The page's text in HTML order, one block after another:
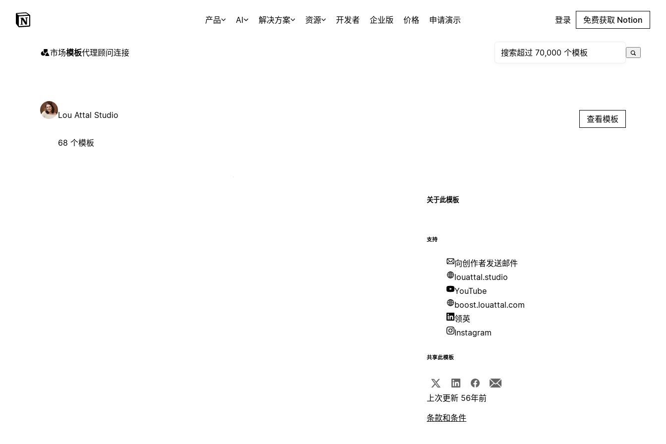
产品 AI 解决方案 资源 开发者 企业版 价格 申请演示 登录 免费获取 Notion
市场模板代理顾问连接
Lou Attal Studio
68 个模板
查看模板
关于此模板
支持
向创作者发送邮件
louattal.studio
YouTube
boost.louattal.com
领英
Instagram
共享此模板
上次更新 56年前
条款和条件